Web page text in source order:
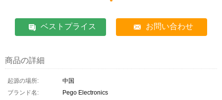
ベストプライス お問い合わせ
商品の詳細
起源の場所:
中国
ブランド名:
Pego Electronics